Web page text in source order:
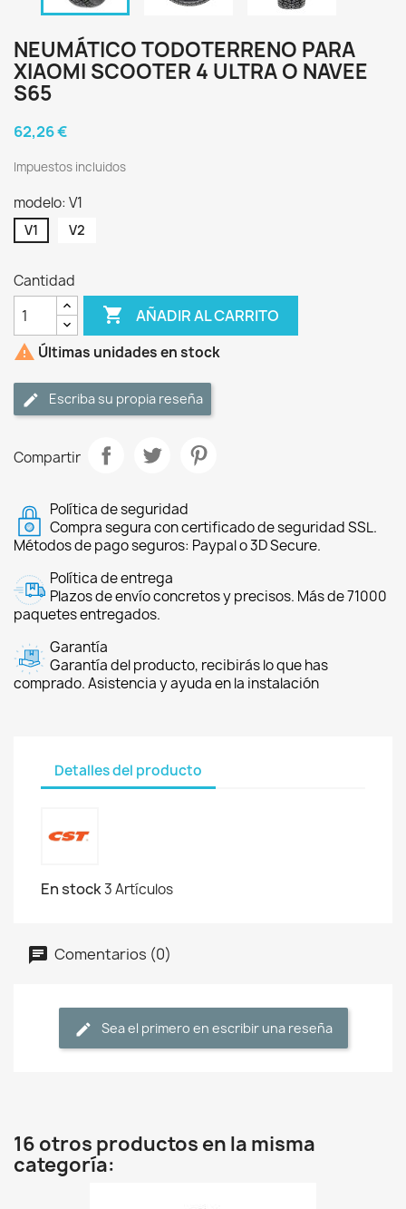
NEUMÁTICO TODOTERRENO PARA
XIAOMI SCOOTER 4 ULTRA O NAVEE
S65
62,26 €
Impuestos incluidos
modelo: V1
V1 V2
Cantidad
 AÑADIR AL CARRITO
 Últimas unidades en stock
Escriba su propia reseña
Compartir
Política de seguridad
Compra segura con certificado de seguridad SSL.
Métodos de pago seguros: Paypal o 3D Secure.
Política de entrega
Plazos de envío concretos y precisos. Más de 71000
paquetes entregados.
Garantía
Garantía del producto, recibirás lo que has
comprado. Asistencia y ayuda en la instalación
Detalles del producto
En stock3 Artículos
Comentarios (0)
Sea el primero en escribir una reseña
16 otros productos en la misma
categoría: